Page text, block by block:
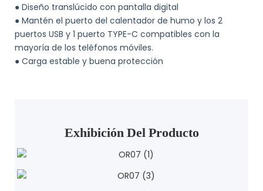
● Diseño translúcido con pantalla digital
● Mantén el puerto del calentador de humo y los 2
puertos USB y 1 puerto TYPE-C compatibles con la
mayoría de los teléfonos móviles.
● Carga estable y buena protección
Exhibición Del Producto